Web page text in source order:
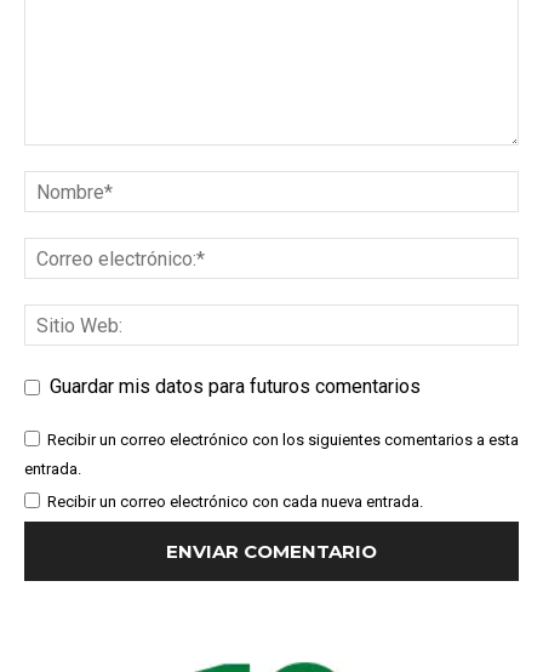
Guardar mis datos para futuros comentarios
Recibir un correo electrónico con los siguientes comentarios a esta
entrada.
Recibir un correo electrónico con cada nueva entrada.